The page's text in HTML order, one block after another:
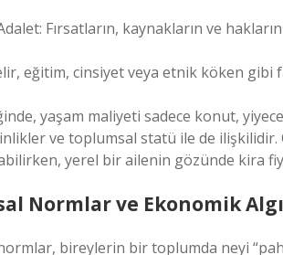
Fırsatların, kaynakların ve
eğitim, cinsiyet veya etnik köken gibi
yaşam maliyeti sadece konut,
ve toplumsal statü ile de ilişkilidir.
yerel bir ailenin gözünde kira
Normlar ve Ekonomik
bireylerin bir toplumda neyi